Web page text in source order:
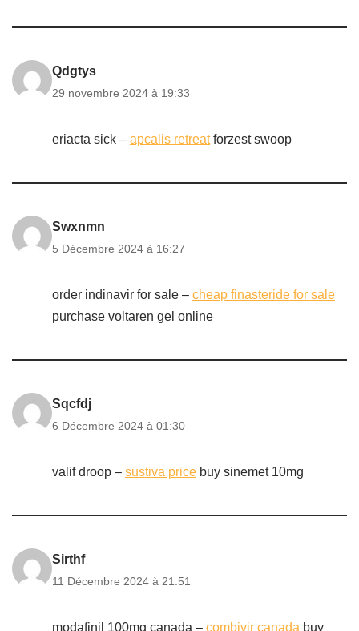
Qdgtys
29 novembre 2024 à 19:33
eriacta sick – apcalis retreatforzest swoop
Swxnmn
5 Décembre 2024 à 16:27
order indinavir for sale – cheap finasteride for sale
purchase voltaren gel online
Sqcfdj
6 Décembre 2024 à 01:30
valif droop – sustiva price buy sinemet 10mg
Sirthf
11 Décembre 2024 à 21:51
modafinil 100mg canada – combivir canada buy